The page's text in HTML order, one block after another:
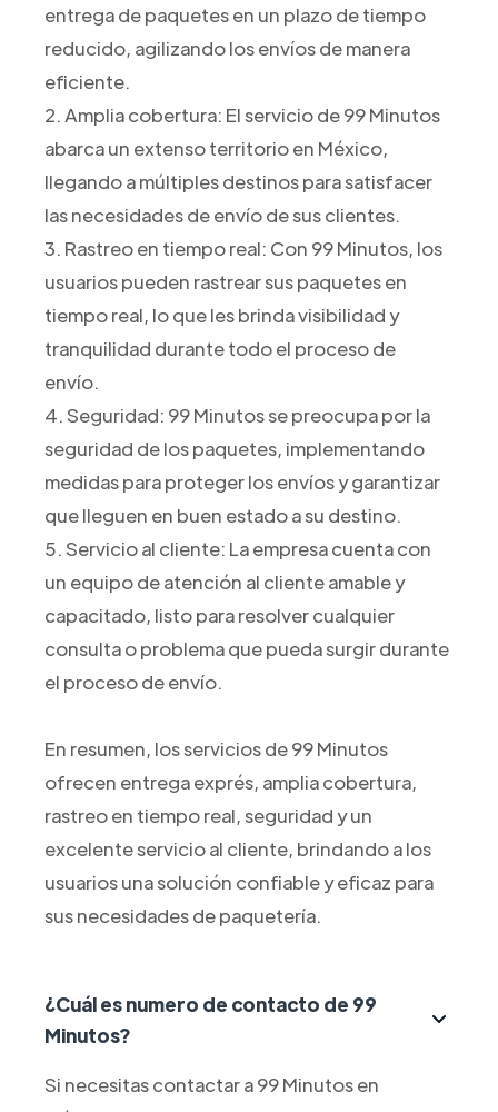
entrega de paquetes en un plazo de tiempo
reducido, agilizando los envíos de manera
eficiente.
2. Amplia cobertura: El servicio de 99 Minutos
abarca un extenso territorio en México,
llegando a múltiples destinos para satisfacer
las necesidades de envío de sus clientes.
3. Rastreo en tiempo real: Con 99 Minutos, los
usuarios pueden rastrear sus paquetes en
tiempo real, lo que les brinda visibilidad y
tranquilidad durante todo el proceso de
envío.
4. Seguridad: 99 Minutos se preocupa por la
seguridad de los paquetes, implementando
medidas para proteger los envíos y garantizar
que lleguen en buen estado a su destino.
5. Servicio al cliente: La empresa cuenta con
un equipo de atención al cliente amable y
capacitado, listo para resolver cualquier
consulta o problema que pueda surgir durante
el proceso de envío.
En resumen, los servicios de 99 Minutos
ofrecen entrega exprés, amplia cobertura,
rastreo en tiempo real, seguridad y un
excelente servicio al cliente, brindando a los
usuarios una solución confiable y eficaz para
sus necesidades de paquetería.
¿Cuál es numero de contacto de 99
Minutos?
Si necesitas contactar a 99 Minutos en